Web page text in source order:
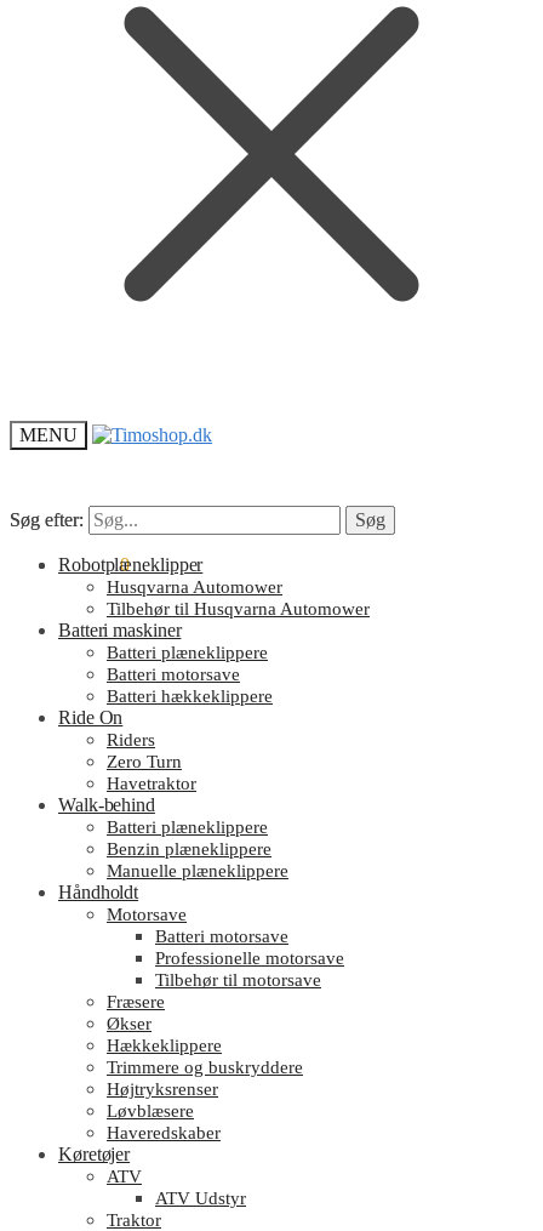
MENU
Søg efter: Søg
kr.0.00 0
Søg efter: Søg
Robotplæneklipper
Husqvarna Automower
Tilbehør til Husqvarna Automower
Batteri maskiner
Batteri plæneklippere
Batteri motorsave
Batteri hækkeklippere
Ride On
Riders
Zero Turn
Havetraktor
Walk-behind
Batteri plæneklippere
Benzin plæneklippere
Manuelle plæneklippere
Håndholdt
Motorsave
Batteri motorsave
Professionelle motorsave
Tilbehør til motorsave
Fræsere
Økser
Hækkeklippere
Trimmere og buskryddere
Højtryksrenser
Løvblæsere
Haveredskaber
Køretøjer
ATV
ATV Udstyr
Traktor